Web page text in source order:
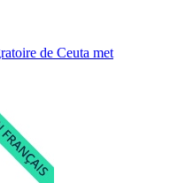
de Ceuta met